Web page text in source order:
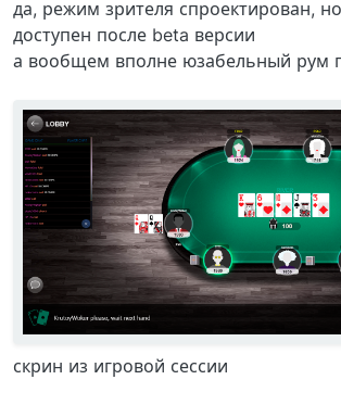
да, режим зрителя спроектирован,
доступен после beta версии
а вообщем вполне юзабельный рум
скрин из игровой сессии